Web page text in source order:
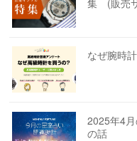
なぜ腕時
2025年4
の話